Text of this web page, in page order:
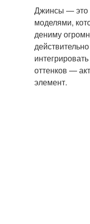
Джинсы — это
моделями,
дениму
оттенков —
элемент.